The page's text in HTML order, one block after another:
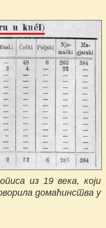
из 19 века, који
домаћинства у